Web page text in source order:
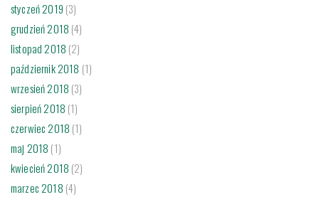
styczeń 2019 (3)
grudzień 2018 (4)
listopad 2018 (2)
październik 2018 (1)
wrzesień 2018 (3)
sierpień 2018 (1)
czerwiec 2018 (1)
maj 2018 (1)
kwiecień 2018 (2)
marzec 2018 (4)